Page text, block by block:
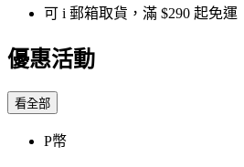
可 i 郵箱取貨，滿 $290 起免運
優惠活動
看全部
P幣